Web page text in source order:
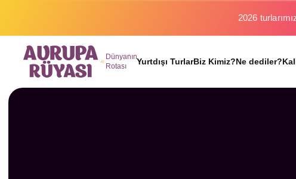
Dünyanın
Rotası
Yurtdışı TurlarBiz Kimiz?Ne dediler?